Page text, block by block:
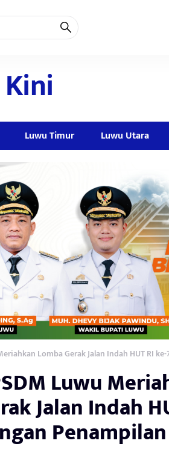
Luwu Timur Luwu Utara
Lomba Gerak Jalan Indah HUT RI
Luwu
Jalan Indah